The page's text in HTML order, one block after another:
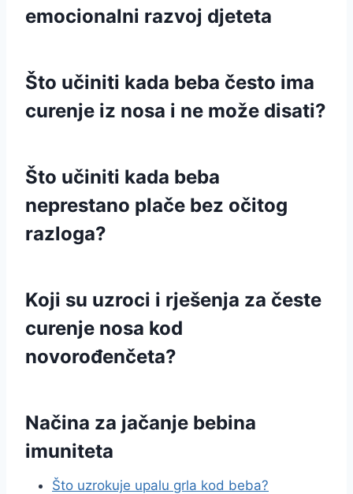
emocionalni razvoj djeteta
Što učiniti kada beba često ima
curenje iz nosa i ne može disati?
Što učiniti kada beba
neprestano plače bez očitog
razloga?
Koji su uzroci i rješenja za česte
curenje nosa kod
novorođenčeta?
Načina za jačanje bebina
imuniteta
Što uzrokuje upalu grla kod beba?